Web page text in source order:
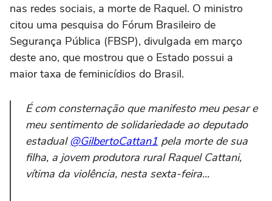
nas redes sociais, a morte de Raquel. O ministro
citou uma pesquisa do Fórum Brasileiro de
Segurança Pública (FBSP), divulgada em março
deste ano, que mostrou que o Estado possui a
maior taxa de feminicídios do Brasil.
É com consternação que manifesto meu pesar e
meu sentimento de solidariedade ao deputado
estadual@GilbertoCattan1 pela morte de sua
filha, a jovem produtora rural Raquel Cattani,
vítima da violência, nesta sexta-feira...